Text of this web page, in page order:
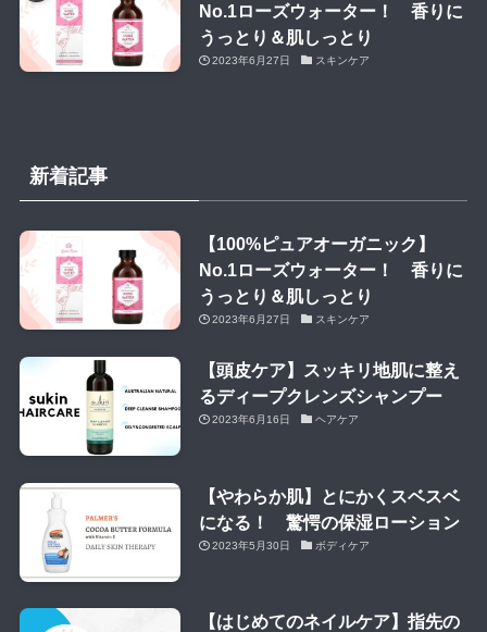
No.1ローズウォーター！ 香りに
うっとり＆肌しっとり
2023年6月27日 スキンケア
新着記事
【100%ピュアオーガニック】
No.1ローズウォーター！ 香りに
うっとり＆肌しっとり
2023年6月27日 スキンケア
【頭皮ケア】スッキリ地肌に整え
るディープクレンズシャンプー
2023年6月16日 ヘアケア
【やわらか肌】とにかくスベスベ
になる！ 驚愕の保湿ローション
2023年5月30日 ボディケア
【はじめてのネイルケア】指先の